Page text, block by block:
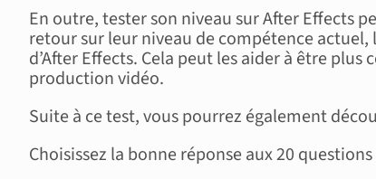
En outre, tester son niveau sur After Effects
retour sur leur niveau de compétence
d’After Effects. Cela peut les aider à être
production vidéo.
Suite à ce test, vous pourrez également
Choisissez la bonne réponse aux 20